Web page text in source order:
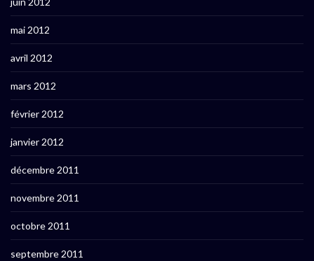
mai 2012
avril 2012
mars 2012
février 2012
janvier 2012
décembre 2011
novembre 2011
octobre 2011
septembre 2011